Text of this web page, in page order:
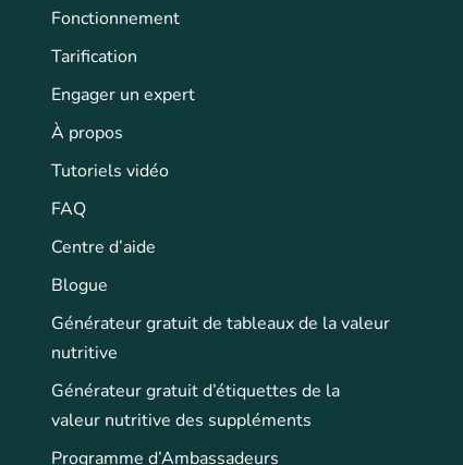
Fonctionnement
Tarification
Engager un expert
À propos
Tutoriels vidéo
FAQ
Centre d’aide
Blogue
Générateur gratuit de tableaux de la valeur
nutritive
Générateur gratuit d’étiquettes de la
valeur nutritive des suppléments
Programme d’Ambassadeurs